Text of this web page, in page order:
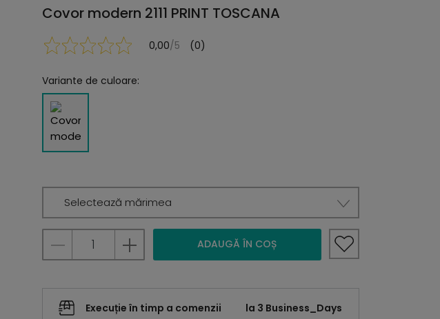
Covor modern 2111 PRINT TOSCANA
0,00/5 (0)
Variante de culoare:
Selectează mărimea
ADAUGĂ ÎN COȘ
Execuție în timp a comenzii la 3 Business_Days